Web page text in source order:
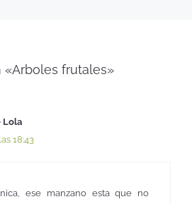
frutales»
Lola
18:43
ese manzano esta que no